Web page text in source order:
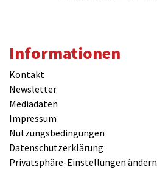
Informationen
Kontakt
Newsletter
Mediadaten
Impressum
Nutzungsbedingungen
Datenschutzerklärung
Privatsphäre-Einstellungen ändern